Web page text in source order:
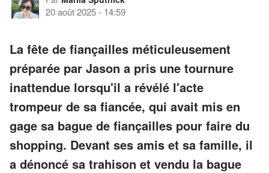
20 août 2025- 14:59
La fête de fiançailles méticuleusement
préparée par Jason a pris une tournure
inattendue lorsqu'il a révélé l'acte
trompeur de sa fiancée, qui avait mis en
gage sa bague de fiançailles pour faire du
shopping. Devant ses amis et sa famille, il
a dénoncé sa trahison et vendu la bague